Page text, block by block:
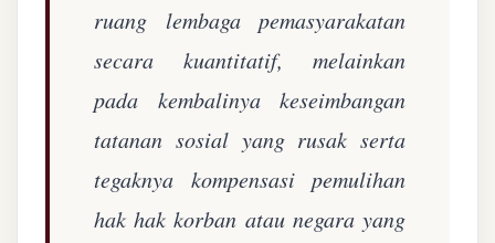
ruang lembaga pemasyarakatan
secara kuantitatif, melainkan
pada kembalinya keseimbangan
tatanan sosial yang rusak serta
tegaknya kompensasi pemulihan
hak hak korban atau negara yang